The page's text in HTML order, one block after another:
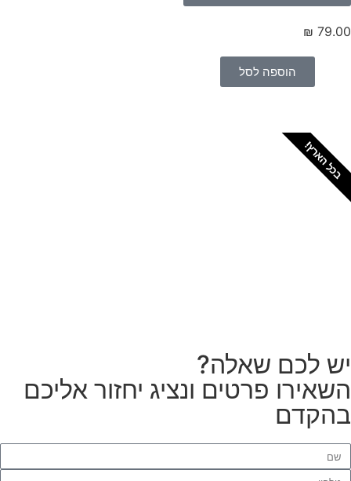
₪
הוספה לסל
הארץ!
לכם שאלה?
פרטים ונציג יחזור אליכם